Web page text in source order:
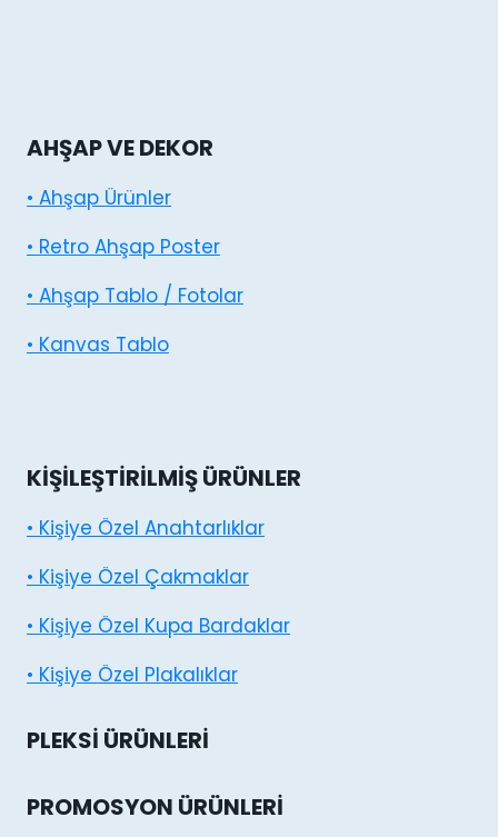
AHŞAP VE DEKOR
• Ahşap Ürünler
• Retro Ahşap Poster
• Ahşap Tablo / Fotolar
• Kanvas Tablo
KIŞILEŞTIRILMIŞ ÜRÜNLER
• Kişiye Özel Anahtarlıklar
• Kişiye Özel Çakmaklar
• Kişiye Özel Kupa Bardaklar
• Kişiye Özel Plakalıklar
PLEKSI ÜRÜNLERI
PROMOSYON ÜRÜNLERI